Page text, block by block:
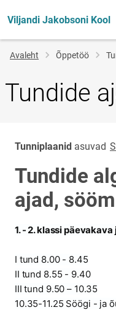
Viljandi Jakobsoni Kool
Jälglink
Avaleht Õppetöö
Tundide
Tunniplaanid asuvad
Tundide
ajad,
1. - 2. klassi
I tund 8.00 - 8.45
II tund 8.55 - 9.40
III tund 9.50 – 10.35
10.35-11.25 Söögi - ja